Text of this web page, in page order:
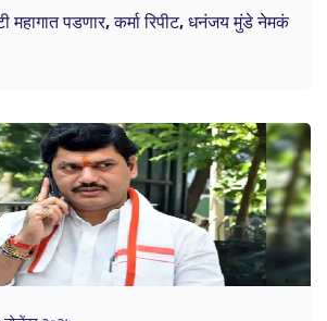
महागात पडणार, कर्मा रिपीट, धनंजय मुंडे नेमकं